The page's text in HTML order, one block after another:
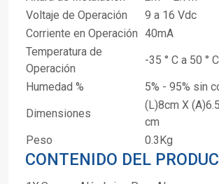
Voltaje de Operación
9 a 16 Vdc
Corriente en Operación 40mA
Temperatura de
Operación
-35 ° C a 50 ° C
Humedad %
5% - 95% sin
Dimensiones
(L)8cm X
cm
Peso
0.3Kg
CONTENIDO DEL